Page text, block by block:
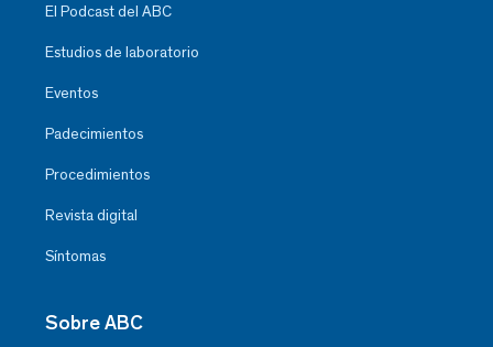
El Podcast del ABC
Estudios de laboratorio
Eventos
Padecimientos
Procedimientos
Revista digital
Síntomas
Sobre ABC